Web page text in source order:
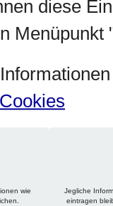
diese
Menüpunkt
wie
Jegliche
eintragen